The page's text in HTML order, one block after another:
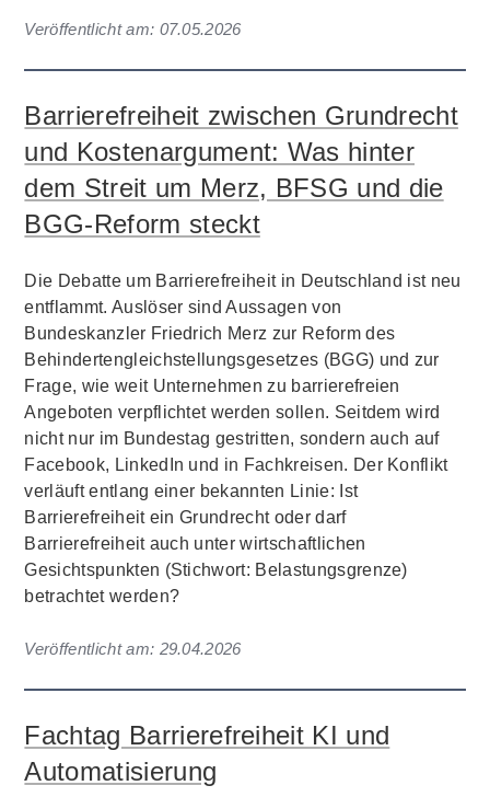
Veröffentlicht am: 07.05.2026
Barrierefreiheit zwischen Grundrecht
und Kostenargument: Was hinter
dem Streit um Merz, BFSG und die
BGG-Reform steckt
Die Debatte um Barrierefreiheit in Deutschland ist neu
entflammt. Auslöser sind Aussagen von
Bundeskanzler Friedrich Merz zur Reform des
Behindertengleichstellungsgesetzes (BGG) und zur
Frage, wie weit Unternehmen zu barrierefreien
Angeboten verpflichtet werden sollen. Seitdem wird
nicht nur im Bundestag gestritten, sondern auch auf
Facebook, LinkedIn und in Fachkreisen. Der Konflikt
verläuft entlang einer bekannten Linie: Ist
Barrierefreiheit ein Grundrecht oder darf
Barrierefreiheit auch unter wirtschaftlichen
Gesichtspunkten (Stichwort: Belastungsgrenze)
betrachtet werden?
Veröffentlicht am: 29.04.2026
Fachtag Barrierefreiheit KI und
Automatisierung